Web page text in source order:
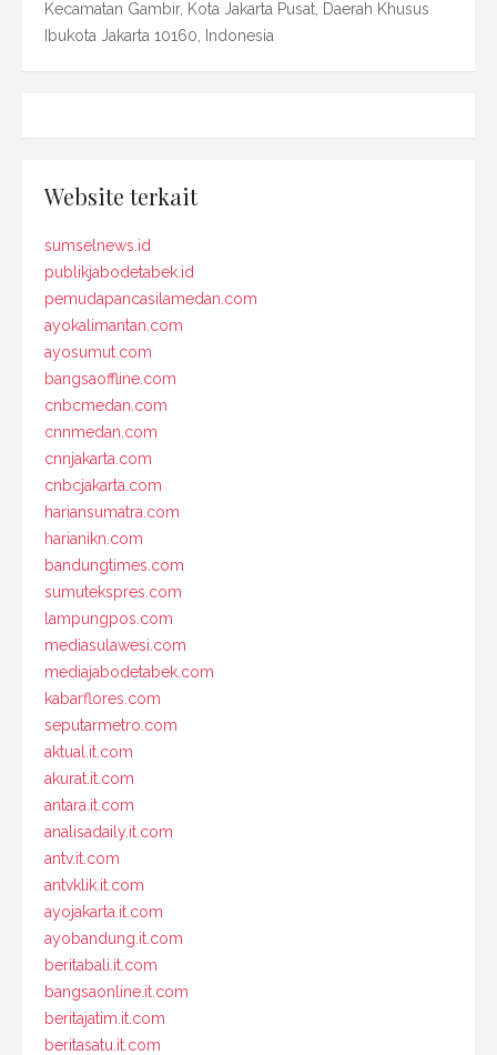
Kecamatan Gambir, Kota Jakarta Pusat, Daerah Khusus
Ibukota Jakarta 10160, Indonesia
Website terkait
sumselnews.id
publikjabodetabek.id
pemudapancasilamedan.com
ayokalimantan.com
ayosumut.com
bangsaoffline.com
cnbcmedan.com
cnnmedan.com
cnnjakarta.com
cnbcjakarta.com
hariansumatra.com
harianikn.com
bandungtimes.com
sumutekspres.com
lampungpos.com
mediasulawesi.com
mediajabodetabek.com
kabarflores.com
seputarmetro.com
aktual.it.com
akurat.it.com
antara.it.com
analisadaily.it.com
antv.it.com
antvklik.it.com
ayojakarta.it.com
ayobandung.it.com
beritabali.it.com
bangsaonline.it.com
beritajatim.it.com
beritasatu.it.com